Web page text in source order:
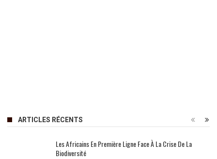
ARTICLES RÉCENTS
Les Africains En Première Ligne Face À La Crise De La
Biodiversité